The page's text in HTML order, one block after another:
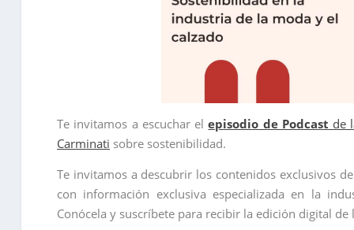
Te invitamos a escuchar elepisodio de Podcast de
Carminati sobre sostenibilidad.
Te invitamos a descubrir los contenidos exclusivos
con información exclusiva especializada en la
Conócela y suscríbete para recibir la edición digital de